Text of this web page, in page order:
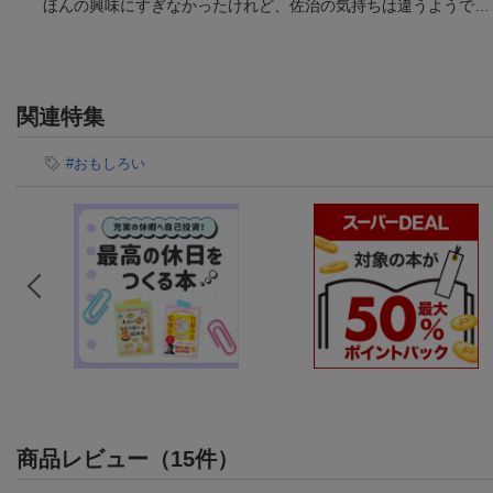
ほんの興味にすぎなかったけれど、佐治の気持ちは違うようで…
関連特集
#おもしろい
商品レビュー（15件）